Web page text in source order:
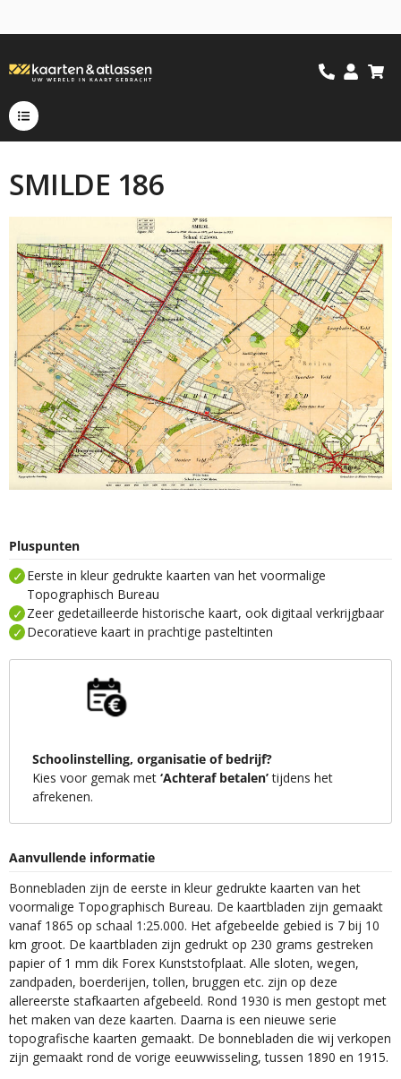
SMILDE 186
Pluspunten
Eerste in kleur gedrukte kaarten van het voormalige
Topographisch Bureau
Zeer gedetailleerde historische kaart, ook digitaal verkrijgbaar
Decoratieve kaart in prachtige pasteltinten
Schoolinstelling, organisatie of bedrijf?
Kies voor gemak met ‘Achteraf betalen’tijdens het
afrekenen.
Aanvullende informatie
Bonnebladen zijn de eerste in kleur gedrukte kaarten van het
voormalige Topographisch Bureau. De kaartbladen zijn gemaakt
vanaf 1865 op schaal 1:25.000. Het afgebeelde gebied is 7 bij 10
km groot. De kaartbladen zijn gedrukt op 230 grams gestreken
papier of 1 mm dik Forex Kunststofplaat. Alle sloten, wegen,
zandpaden, boerderijen, tollen, bruggen etc. zijn op deze
allereerste stafkaarten afgebeeld. Rond 1930 is men gestopt met
het maken van deze kaarten. Daarna is een nieuwe serie
topografische kaarten gemaakt. De bonnebladen die wij verkopen
zijn gemaakt rond de vorige eeuwwisseling, tussen 1890 en 1915.